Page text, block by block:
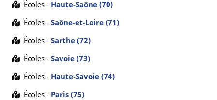
Écoles - Haute-Saône (70)
Écoles - Saône-et-Loire (71)
Écoles - Sarthe (72)
Écoles - Savoie (73)
Écoles - Haute-Savoie (74)
Écoles - Paris (75)